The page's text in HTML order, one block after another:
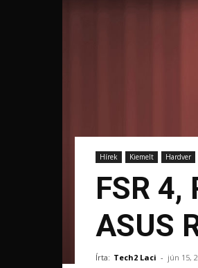
Hírek Kiemelt Hardver
FSR 4,
ASUS
Írta: Tech2 Laci - jún 15,